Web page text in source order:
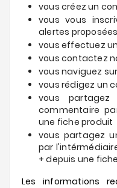
vous créez un
vous vous
alertes
vous effectuez
vous contactez
vous naviguez
vous rédigez un
vous
commentaire
une fiche produit
vous partagez
par
+ depuis une
Les informations